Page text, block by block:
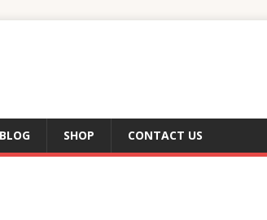
BLOG SHOP CONTACT US